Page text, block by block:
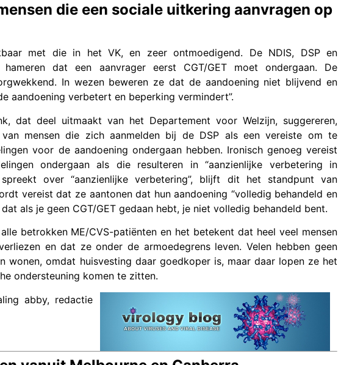
die een sociale uitkering aanvragen op
met die in het VK, en zeer ontmoedigend. De NDIS, DSP en
hameren dat een aanvrager eerst CGT/GET moet ondergaan. De
In wezen beweren ze dat de aandoening niet blijvend en
aandoening verbetert en beperking vermindert”.
dat deel uitmaakt van het Departement voor Welzijn, suggereren,
mensen die zich aanmelden bij de DSP als een vereiste om te
voor de aandoening ondergaan hebben. Ironisch genoeg vereist
ondergaan als die resulteren in “aanzienlijke verbetering in
over “aanzienlijke verbetering”, blijft dit het standpunt van
vereist dat ze aantonen dat hun aandoening “volledig behandeld en
als je geen CGT/GET gedaan hebt, je niet volledig behandeld bent.
betrokken ME/CVS-patiënten en het betekent dat heel veel mensen
en dat ze onder de armoedegrens leven. Velen hebben geen
wonen, omdat huisvesting daar goedkoper is, maar daar lopen ze het
ondersteuning komen te zitten.
abby, redactie